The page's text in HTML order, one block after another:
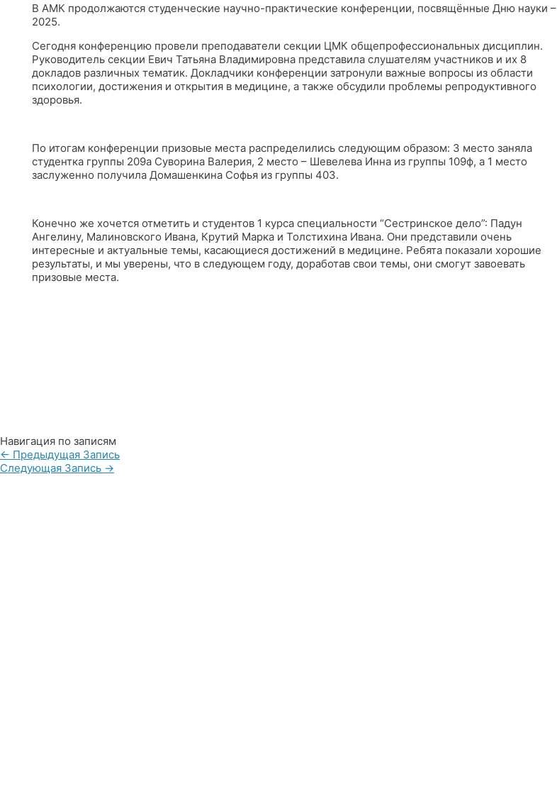
В АМК продолжаются студенческие научно-практические конференции, посвящённые Дню науки –
2025.
Сегодня конференцию провели преподаватели секции ЦМК общепрофессиональных дисциплин.
Руководитель секции Евич Татьяна Владимировна представила слушателям участников и их 8
докладов различных тематик. Докладчики конференции затронули важные вопросы из области
психологии, достижения и открытия в медицине, а также обсудили проблемы репродуктивного
здоровья.
По итогам конференции призовые места распределились следующим образом: 3 место заняла
студентка группы 209а Суворина Валерия, 2 место – Шевелева Инна из группы 109ф, а 1 место
заслуженно получила Домашенкина Софья из группы 403.
Конечно же хочется отметить и студентов 1 курса специальности “Сестринское дело”: Падун
Ангелину, Малиновского Ивана, Крутий Марка и Толстихина Ивана. Они представили очень
интересные и актуальные темы, касающиеся достижений в медицине. Ребята показали хорошие
результаты, и мы уверены, что в следующем году, доработав свои темы, они смогут завоевать
призовые места.
Навигация по записям
← Предыдущая Запись
Следующая Запись →